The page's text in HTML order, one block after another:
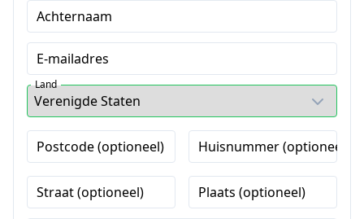
Achternaam
E-mailadres
Land
Postcode (optioneel) Huisnummer (optioneel)
Straat (optioneel) Plaats (optioneel)